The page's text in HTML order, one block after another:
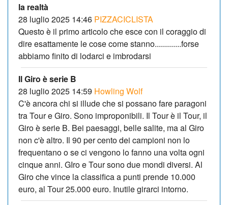
la realtà
28 luglio 2025 14:46 PIZZACICLISTA
Questo è il primo articolo che esce con il coraggio di
dire esattamente le cose come stanno.............forse
abbiamo finito di lodarci e imbrodarsi
Il Giro è serie B
28 luglio 2025 14:59 Howling Wolf
C'è ancora chi si illude che si possano fare paragoni
tra Tour e Giro. Sono improponibili. Il Tour è il Tour, il
Giro è serie B. Bei paesaggi, belle salite, ma al Giro
non c'è altro. Il 90 per cento dei campioni non lo
frequentano o se ci vengono lo fanno una volta ogni
cinque anni. GIro e Tour sono due mondi diversi. Al
Giro che vince la classifica a punti prende 10.000
euro, al Tour 25.000 euro. Inutile girarci intorno.